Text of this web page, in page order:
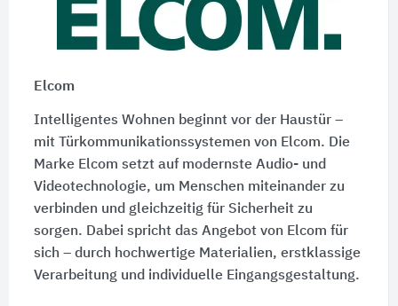
Elcom
Intelligentes Wohnen beginnt vor der Haustür –
mit Türkommunikationssystemen von Elcom. Die
Marke Elcom setzt auf modernste Audio- und
Videotechnologie, um Menschen miteinander zu
verbinden und gleichzeitig für Sicherheit zu
sorgen. Dabei spricht das Angebot von Elcom für
sich – durch hochwertige Materialien, erstklassige
Verarbeitung und individuelle Eingangsgestaltung.